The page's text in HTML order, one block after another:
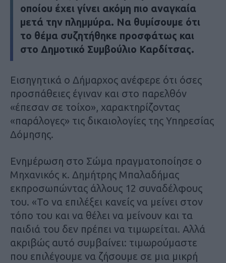
οποίου έχει γίνει ακόμη πιο αναγκαία
μετά την πλημμύρα. Να θυμίσουμε ότι
το θέμα συζητήθηκε προσφάτως και
στο Δημοτικό Συμβούλιο Καρδίτσας.
Εισηγητικά ο Δήμαρχος ανέφερε ότι όσες
προσπάθειες έγιναν και στο παρελθόν
«έπεσαν σε τοίχο», χαρακτηρίζοντας
«παράλογες» τις δικαιολογίες της Υπηρεσίας
Δόμησης.
Ενημέρωση στο Σώμα πραγματοποίησε ο
Μηχανικός κ. Δημήτρης Μπαλαδήμας
εκπροσωπώντας άλλους 12 συναδέλφους
του. «Το να επιλέξει κανείς να μείνει στον
τόπο του και να θέλει να μείνουν και τα
παιδιά του δεν πρέπει να τιμωρείται. Αλλά
ακριβώς αυτό συμβαίνει: τιμωρούμαστε
που επιλέγουμε να ζήσουμε σε μια μικρή